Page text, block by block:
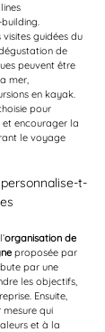
guidées du
de
peuvent être
mer,
en kayak.
pour
et encourager la
le voyage
t-
organisation de
proposée par
par une
les objectifs,
Ensuite,
mesure qui
et à la